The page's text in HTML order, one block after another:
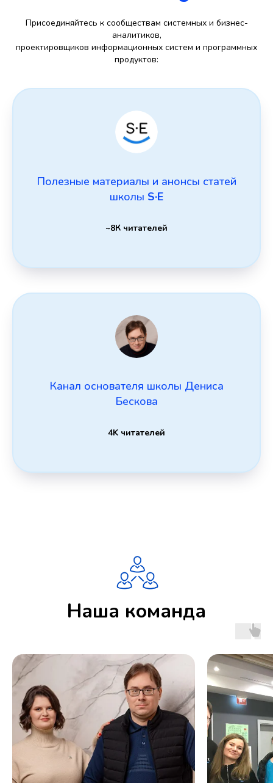
Присоединяйтесь к сообществам системных и бизнес-
аналитиков,
проектировщиков информационных систем и программных
продуктов:
Полезные материалы и анонсы статей
школы S·E
~8К читателей
Канал основателя школы Дениса
Бескова
4K читателей
Наша команда